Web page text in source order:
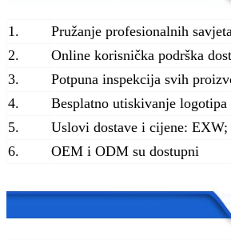
1.
Pružanje profesionalnih
2.
Online korisnička podrška
3.
Potpuna inspekcija svih
4.
Besplatno utiskivanje logotipa
5.
Uslovi dostave i cijene:
6.
OEM i ODM su dostupni